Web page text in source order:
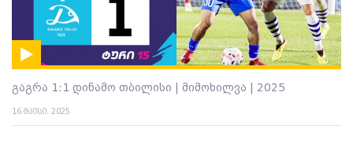
გაგრა 1:1 დინამო თბილისი | მიმოხილვა | 2025
16 მაისი. 2025